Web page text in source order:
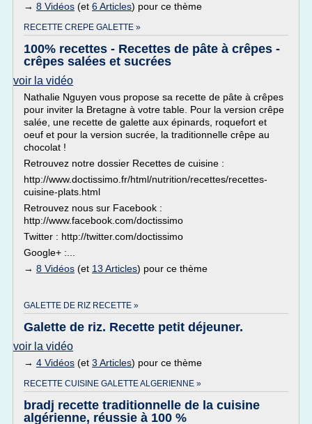
→ 8 Vidéos (et 6 Articles) pour ce thème
RECETTE CREPE GALETTE »
100% recettes - Recettes de pâte à crêpes -
crêpes salées et sucrées
voir la vidéo
Nathalie Nguyen vous propose sa recette de pâte à crêpes
pour inviter la Bretagne à votre table. Pour la version crêpe
salée, une recette de galette aux épinards, roquefort et
oeuf et pour la version sucrée, la traditionnelle crêpe au
chocolat !
Retrouvez notre dossier Recettes de cuisine :
http://www.doctissimo.fr/html/nutrition/recettes/recettes-
cuisine-plats.html
Retrouvez nous sur Facebook :
http://www.facebook.com/doctissimo
Twitter : http://twitter.com/doctissimo
Google+ :...
→ 8 Vidéos (et 13 Articles) pour ce thème
GALETTE DE RIZ RECETTE »
Galette de riz. Recette petit déjeuner.
voir la vidéo
→ 4 Vidéos (et 3 Articles) pour ce thème
RECETTE CUISINE GALETTE ALGERIENNE »
bradj recette traditionnelle de la cuisine
algérienne, réussie à 100 %